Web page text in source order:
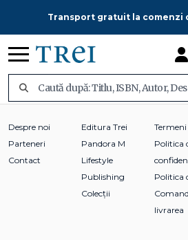
Transport gratuit la comenzi
Despre noi
Parteneri
Contact
Editura Trei
Pandora M
Lifestyle
Publishing
Colecții
Politica
Politica
livrarea